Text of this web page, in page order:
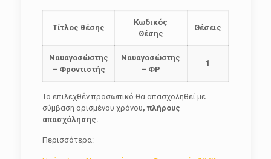
Τίτλος θέσης
Κωδικός
Θέσης
Θέσεις
Ναυαγοσώστης
– Φροντιστής
Ναυαγοσώστης
– ΦΡ
1
Το επιλεχθέν προσωπικό θα απασχοληθεί με
σύμβαση ορισμένου χρόνου, πλήρους
απασχόλησης.
Περισσότερα: